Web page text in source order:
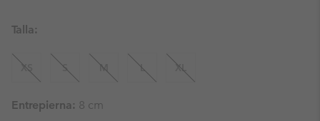
Talla:
XS S M L XL
Entrepierna: 8 cm